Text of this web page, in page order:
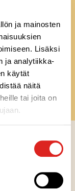
ja mainosten
Lisäksi
ja analytiikka-
käytät
näitä
tai joita on